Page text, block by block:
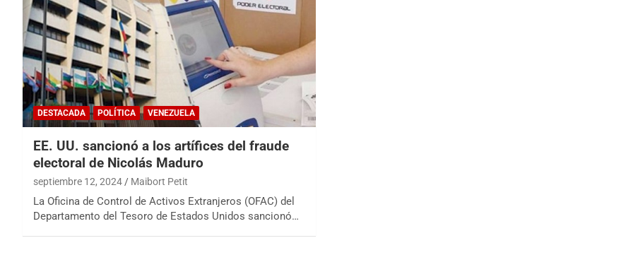
DESTACADA POLÍTICA VENEZUELA
EE. UU. sancionó a los artífices del fraude
electoral de Nicolás Maduro
septiembre 12, 2024 Maibort Petit
La Oficina de Control de Activos Extranjeros (OFAC) del
Departamento del Tesoro de Estados Unidos sancionó…